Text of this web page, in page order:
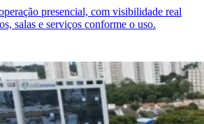
presencial, com visibilidade real
salas e serviços conforme o uso.